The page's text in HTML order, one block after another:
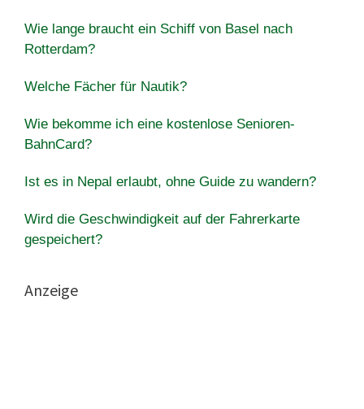
Wie lange braucht ein Schiff von Basel nach
Rotterdam?
Welche Fächer für Nautik?
Wie bekomme ich eine kostenlose Senioren-
BahnCard?
Ist es in Nepal erlaubt, ohne Guide zu wandern?
Wird die Geschwindigkeit auf der Fahrerkarte
gespeichert?
Anzeige